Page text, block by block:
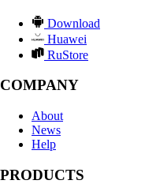
Download
Huawei
RuStore
COMPANY
About
News
Help
PRODUCTS